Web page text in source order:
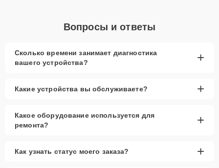
Вопросы и ответы
Сколько времени занимает диагностика
вашего устройства?
+
Какие устройства вы обслуживаете? +
Какое оборудование используется для
ремонта?
+
Как узнать статус моего заказа? +